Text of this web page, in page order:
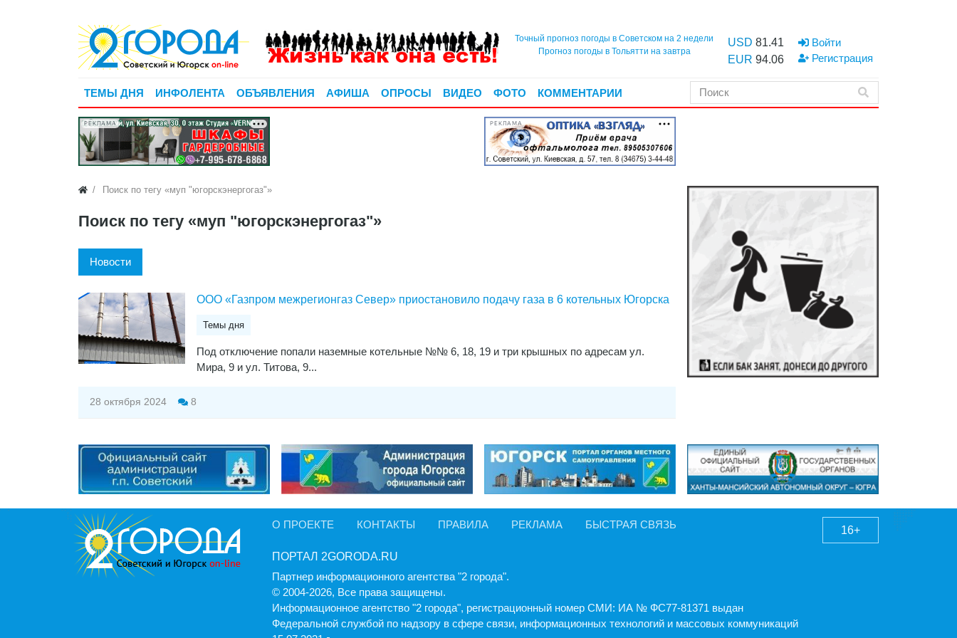
Точный прогноз погоды в Советском на 2 недели
Прогноз погоды в Тольятти на завтра
USD 81.41
EUR 94.06
Войти
Регистрация
ТЕМЫ ДНЯ ИНФОЛЕНТА ОБЪЯВЛЕНИЯ АФИША ОПРОСЫ ВИДЕО ФОТО КОММЕНТАРИИ
РЕКЛАМА РЕКЛАМА
Поиск по тегу «муп "югорскэнергогаз"»
Поиск по тегу «муп "югорскэнергогаз"»
Новости
ООО «Газпром межрегионгаз Север» приостановило подачу газа в 6 котельных Югорска
Темы дня
Под отключение попали наземные котельные №№ 6, 18, 19 и три крышных по адресам ул.
Мира, 9 и ул. Титова, 9...
28 октября 2024 8
О ПРОЕКТЕ КОНТАКТЫ ПРАВИЛА РЕКЛАМА БЫСТРАЯ СВЯЗЬ
ПОРТАЛ 2GORODA.RU
Партнер информационного агентства "2 города".
© 2004-2026, Все права защищены.
Информационное агентство "2 города", регистрационный номер СМИ: ИА № ФС77-81371 выдан
Федеральной службой по надзору в сфере связи, информационных технологий и массовых коммуникаций
16+